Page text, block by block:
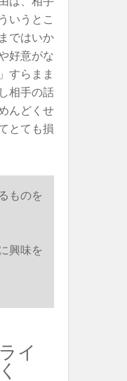
いうとこ
ではいか
好意がな
すらまま
相手の話
んどくせ
とても損
ものを
興味を
イ